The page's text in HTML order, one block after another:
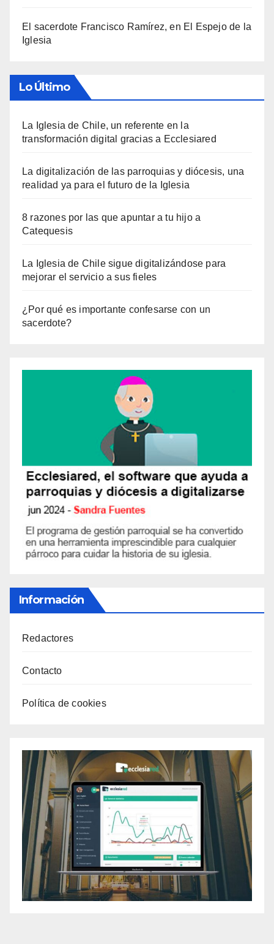
El sacerdote Francisco Ramírez, en El Espejo de la
Iglesia
Lo Último
La Iglesia de Chile, un referente en la
transformación digital gracias a Ecclesiared
La digitalización de las parroquias y diócesis, una
realidad ya para el futuro de la Iglesia
8 razones por las que apuntar a tu hijo a
Catequesis
La Iglesia de Chile sigue digitalizándose para
mejorar el servicio a sus fieles
¿Por qué es importante confesarse con un
sacerdote?
Información
Redactores
Contacto
Política de cookies